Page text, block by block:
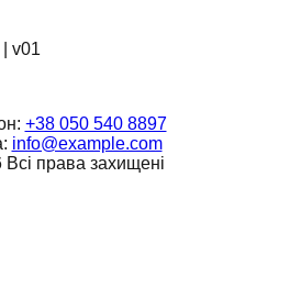
v01
+38 050 540 8897
info@example.com
Всі права захищені